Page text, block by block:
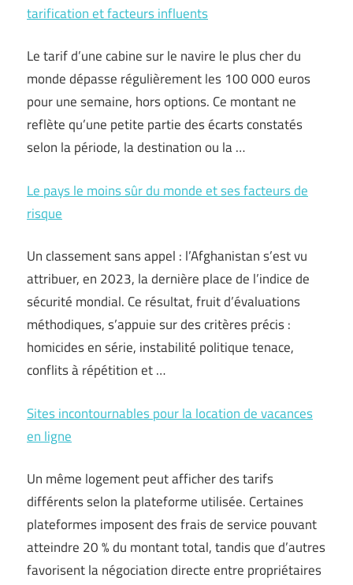
tarification et facteurs influents
Le tarif d’une cabine sur le navire le plus cher du
monde dépasse régulièrement les 100 000 euros
pour une semaine, hors options. Ce montant ne
reflète qu’une petite partie des écarts constatés
selon la période, la destination ou la …
Le pays le moins sûr du monde et ses facteurs de
risque
Un classement sans appel : l’Afghanistan s’est vu
attribuer, en 2023, la dernière place de l’indice de
sécurité mondial. Ce résultat, fruit d’évaluations
méthodiques, s’appuie sur des critères précis :
homicides en série, instabilité politique tenace,
conflits à répétition et …
Sites incontournables pour la location de vacances
en ligne
Un même logement peut afficher des tarifs
différents selon la plateforme utilisée. Certaines
plateformes imposent des frais de service pouvant
atteindre 20 % du montant total, tandis que d’autres
favorisent la négociation directe entre propriétaires